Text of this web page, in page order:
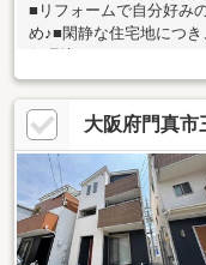
■リフォームで自分好み
め♪■閑静な住宅地につ
で通学も安心♪・ライフ
内に揃い、毎日のお買い
3LDKでゆとりのある間
きで、洗濯物も快適♪・
も対応可能♪「学校が近
です。リフォーム次第
大阪府門真市